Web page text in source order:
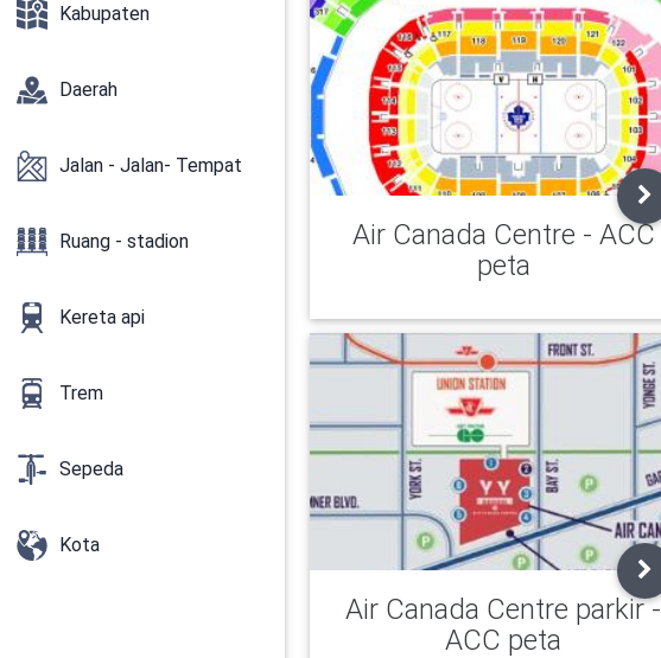
Kabupaten
Daerah
Jalan - Jalan- Tempat
Ruang - stadion
Kereta api
Trem
Sepeda
Kota
Air Canada Centre - ACC
peta
Air Canada Centre parkir -
ACC peta